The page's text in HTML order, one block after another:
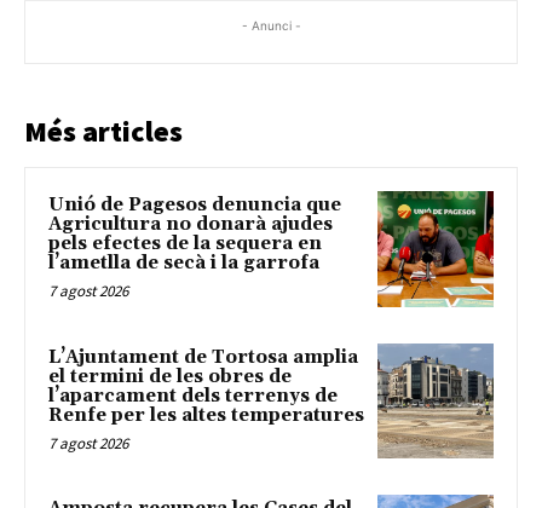
- Anunci -
Més articles
Unió de Pagesos denuncia que
Agricultura no donarà ajudes
pels efectes de la sequera en
l’ametlla de secà i la garrofa
7 agost 2026
L’Ajuntament de Tortosa amplia
el termini de les obres de
l’aparcament dels terrenys de
Renfe per les altes temperatures
7 agost 2026